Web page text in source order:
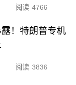
阅读 4766
！特朗普专机
阅读 3836